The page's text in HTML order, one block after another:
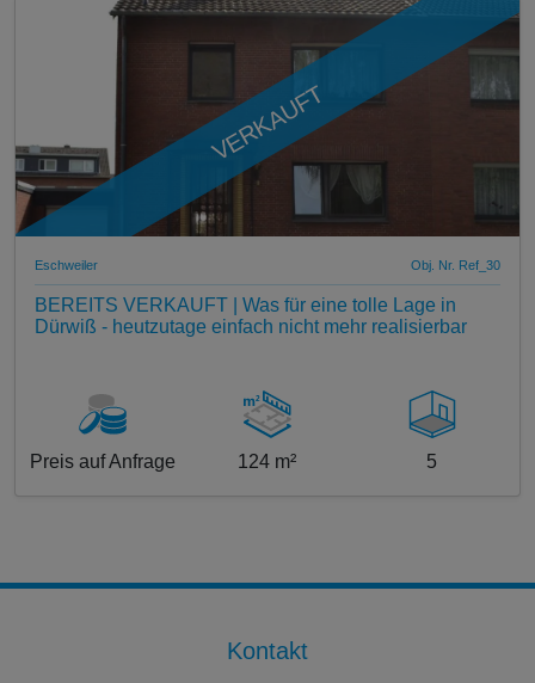
VERKAUFT
Eschweiler Obj. Nr. Ref_30
BEREITS VERKAUFT | Was für eine tolle Lage in
Dürwiß - heutzutage einfach nicht mehr realisierbar
Preis auf Anfrage 124 m² 5
Kontakt